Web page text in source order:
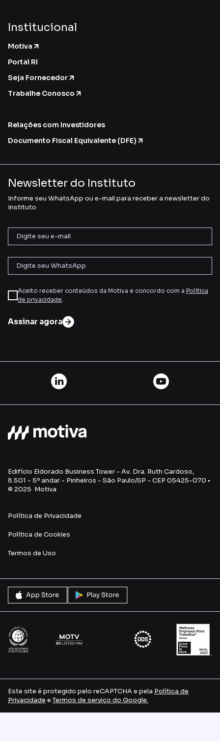
Institucional
Motiva
Portal RI
Seja Fornecedor
Trabalhe Conosco
Relações com Investidores
Documento Fiscal Equivalente (DFE)
Newsletter do Instituto
Informe seu WhatsApp ou e-mail para receber a newsletter do
Instituto
Aceito receber conteúdos da Motiva e concordo com a Política
de privacidade
Assinar agora
Edifício Eldorado Business Tower - Av. Dra. Ruth Cardoso,
8.501 - 5º andar - Pinheiros - São Paulo/SP - CEP 05425-070 •
© 2025 Motiva
Política de Privacidade
Política de Cookies
Termos de Uso
Este site é protegido pelo reCAPTCHA e pela Política de
Privacidade e Termos de serviço do Google.